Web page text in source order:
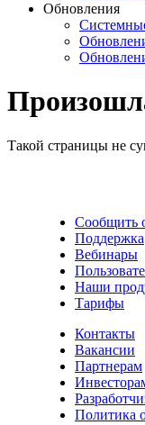
Обновления
Такой страницы не
Сообщить
Поддержка
Вебинары
Наши
Тарифы
Контакты
Вакансии
Партнерам
Политика